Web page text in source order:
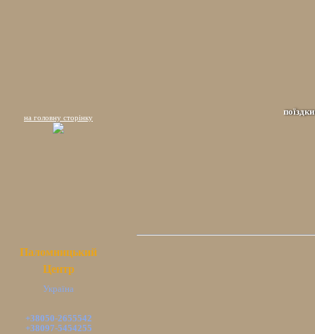
поїздки
на головну сторінку
Паломницький
Центр
Україна
+38050-2655542
+38097-5454255